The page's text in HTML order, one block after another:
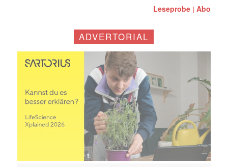
Leseprobe |Abo
ADVERTORIAL